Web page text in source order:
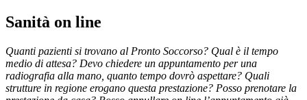
Sanità on line
Quanti pazienti si trovano al Pronto Soccorso? Qual è il tempo
medio di attesa? Devo chiedere un appuntamento per una
radiografia alla mano, quanto tempo dovrò aspettare? Quali
strutture in regione erogano questa prestazione? Posso prenotare la